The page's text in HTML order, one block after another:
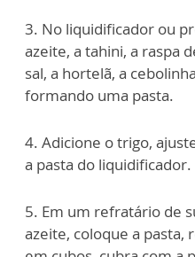
3. No liquidificador ou
azeite, a tahini, a raspa
sal, a hortelã, a
formando uma pasta.
4. Adicione o trigo,
a pasta do liquidificador.
5. Em um refratário de
azeite, coloque a pasta,